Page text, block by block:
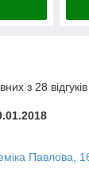
з 28 відгуків
Павлова,